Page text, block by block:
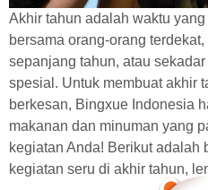
Akhir tahun adalah waktu yang
bersama orang-orang
sepanjang tahun, atau
spesial. Untuk membuat akhir
berkesan, Bingxue Indonesia
makanan dan minuman yang
kegiatan Anda! Berikut adalah
kegiatan seru di akhir tahun,